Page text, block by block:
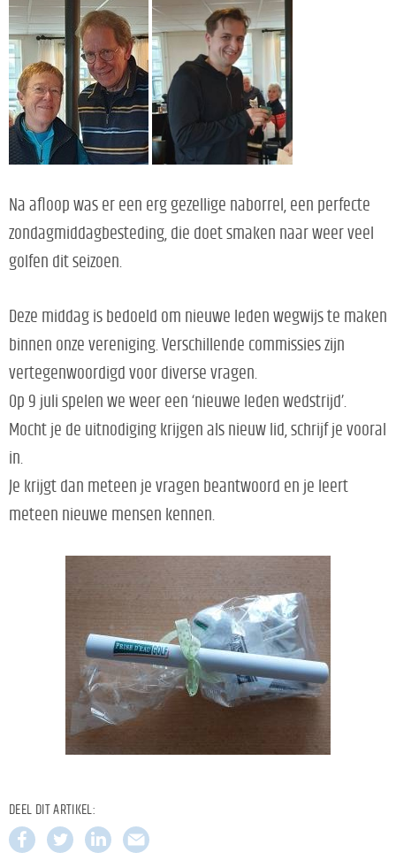
Na afloop was er een erg gezellige naborrel, een perfecte
zondagmiddagbesteding, die doet smaken naar weer veel
golfen dit seizoen.
Deze middag is bedoeld om nieuwe leden wegwijs te maken
binnen onze vereniging. Verschillende commissies zijn
vertegenwoordigd voor diverse vragen.
Op 9 juli spelen we weer een ‘nieuwe leden wedstrijd’.
Mocht je de uitnodiging krijgen als nieuw lid, schrijf je vooral
in.
Je krijgt dan meteen je vragen beantwoord en je leert
meteen nieuwe mensen kennen.
DEEL DIT ARTIKEL: